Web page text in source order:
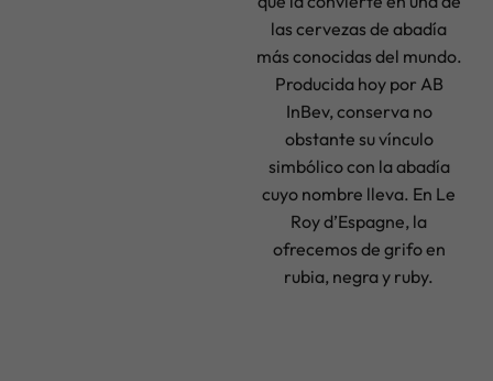
las cervezas de abadía
más conocidas del mundo.
Producida hoy por AB
InBev, conserva no
obstante su vínculo
simbólico con la abadía
cuyo nombre lleva. En Le
Roy d’Espagne, la
ofrecemos de grifo en
rubia, negra y ruby.